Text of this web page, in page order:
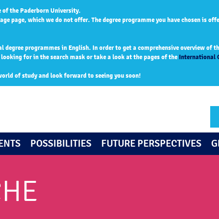
of the Paderborn University.
page, which we do not offer. The degree programme you have chosen is
programmes in English. In order to get a comprehensive overview of
for in the search mask or take a look at the pages of the International
of study and look forward to seeing you soon!
POSSIBILITIES FUTURE PERSPECTIVES